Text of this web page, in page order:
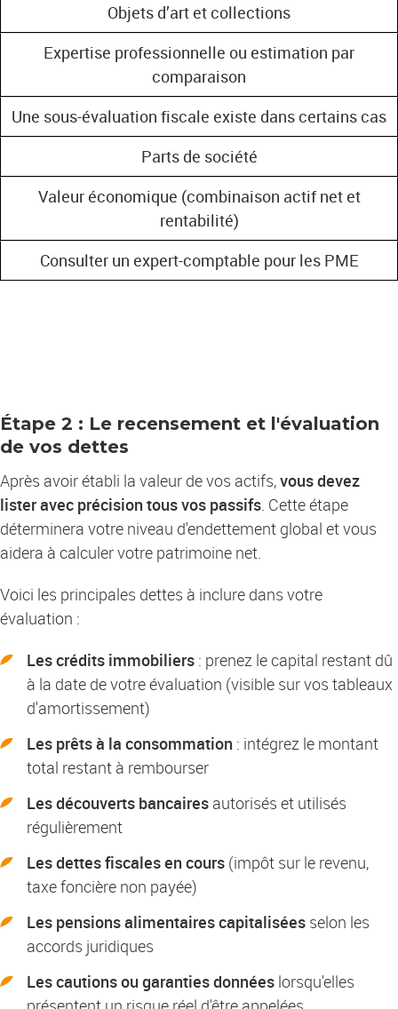
Objets d’art et collections
Expertise professionnelle ou estimation par
comparaison
Une sous-évaluation fiscale existe dans certains cas
Parts de société
Valeur économique (combinaison actif net et
rentabilité)
Consulter un expert-comptable pour les PME
Étape 2 : Le recensement et l'évaluation
de vos dettes
Après avoir établi la valeur de vos actifs,vous devez
lister avec précision tous vos passifs. Cette étape
déterminera votre niveau d'endettement global et vous
aidera à calculer votre patrimoine net.
Voici les principales dettes à inclure dans votre
évaluation :
Les crédits immobiliers : prenez le capital restant dû
à la date de votre évaluation (visible sur vos tableaux
d'amortissement)
Les prêts à la consommation : intégrez le montant
total restant à rembourser
Les découverts bancaires autorisés et utilisés
régulièrement
Les dettes fiscales en cours (impôt sur le revenu,
taxe foncière non payée)
Les pensions alimentaires capitalisées selon les
accords juridiques
Les cautions ou garanties données lorsqu'elles